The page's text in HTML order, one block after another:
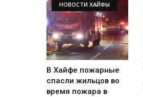
НОВОСТИ ХАЙФЫ
В Хайфе пожарные
спасли жильцов во
время пожара в